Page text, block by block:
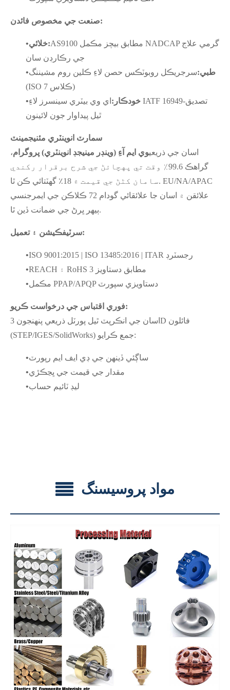
صنعت جي مخصوص فائدن:
• خلائي:AS9100 مطابق بيچز مڪمل NADCAP گرمي علاج
جي رڪارڊن سان
•
طبي:سرجريڪل روبوٽڪس حصن لاءِ ڪلين روم مشيننگ
(ISO ڪلاس 7)
•
خودڪار: اي وي بيٽري سينسرز لاءِ IATF 16949-تصديق
ٿيل پيداوار جون لائينون
سمارٽ انوینٽري مئنيجمينٽ
اسان جي ذريعيوي ايم آءِ (وينڊر مينيجڊ انوینٽري) پروگرام،
گراهڪ 99.6٪ وقت تي پهچائڻ جي شرح برقرار رکندي
سامان کڻڻ جي قيمت ۾ 18٪ گهٽتائي ڪن ٿا. EU/NA/APAC
علائقن ۾ اسان جا علائقائي گودام 72 ڪلاڪن جي ايمرجنسي
ٻيهر ڀرڻ جي ضمانت ڏين ٿا.
سرٽيفڪيشن ۽ تعميل:
•
ISO 9001:2015 | ISO 13485:2016 | ITAR رجسٽرڊ
•
REACH ۽ RoHS 3 مطابق دستاويز
•
مڪمل PPAP/APQP دستاويزي سپورٽ
فوري اقتباس جي درخواست ڪريو:
اسان جي انڪرپٽ ٿيل پورٽل ذريعي پنهنجون 3D فائلون
(STEP/IGES/SolidWorks) جمع ڪرايو:
•ساڳئي ڏينهن جي ڊي ايف ايم رپورٽ
•مقدار جي قيمت جي ڀڃڪڙي
•ليڊ ٽائيم حساب
مواد پروسيسنگ